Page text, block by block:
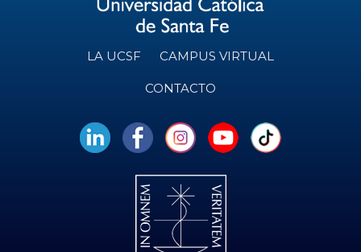
LA UCSF CAMPUS VIRTUAL
CONTACTO